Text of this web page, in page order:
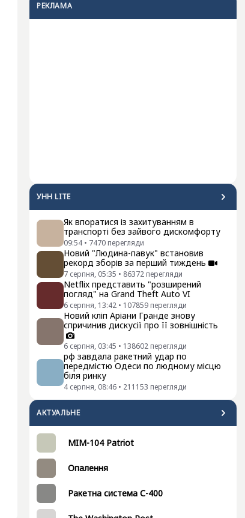
РЕКЛАМА
УНН LITE
Як впоратися із захитуванням в
транспорті без зайвого дискомфорту
09:54 • 7470 перегляди
Новий "Людина-павук" встановив
рекорд зборів за перший тиждень
7 серпня, 05:35 • 86372 перегляди
Netflix представить "розширений
погляд" на Grand Theft Auto VI
6 серпня, 13:42 • 107859 перегляди
Новий кліп Аріани Гранде знову
спричинив дискусії про її зовнішність
6 серпня, 03:45 • 138602 перегляди
рф завдала ракетний удар по
передмістю Одеси по людному місцю
біля ринку
4 серпня, 08:46 • 211153 перегляди
АКТУАЛЬНЕ
MIM-104 Patriot
Опалення
Ракетна система С-400